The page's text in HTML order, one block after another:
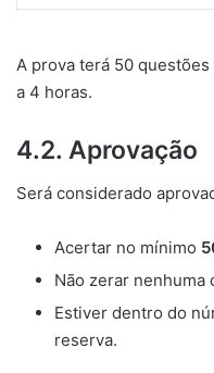
A prova terá 50
a 4 horas.
4.2. Aprovação
Será considerado
Acertar no mínimo
Não zerar nenhuma
Estiver dentro do
reserva.